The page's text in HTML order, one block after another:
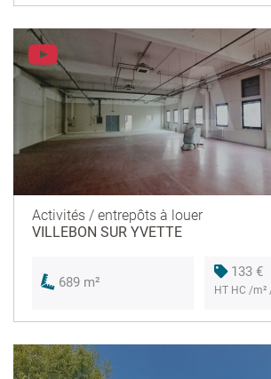
Activités / entrepôts à louer
VILLEBON SUR YVETTE
689 m²
133 €
HT HC /m²